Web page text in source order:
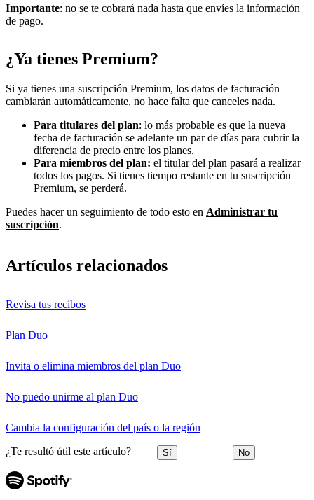
Importante: no se te cobrará nada hasta que envíes la información
de pago.
¿Ya tienes Premium?
Si ya tienes una suscripción Premium, los datos de facturación
cambiarán automáticamente, no hace falta que canceles nada.
Para titulares del plan: lo más probable es que la nueva
fecha de facturación se adelante un par de días para cubrir la
diferencia de precio entre los planes.
Para miembros del plan: el titular del plan pasará a realizar
todos los pagos. Si tienes tiempo restante en tu suscripción
Premium, se perderá.
Puedes hacer un seguimiento de todo esto en Administrar tu
suscripción.
Artículos relacionados
Revisa tus recibos
Plan Duo
Invita o elimina miembros del plan Duo
No puedo unirme al plan Duo
Cambia la configuración del país o la región
¿Te resultó útil este artículo? Sí No